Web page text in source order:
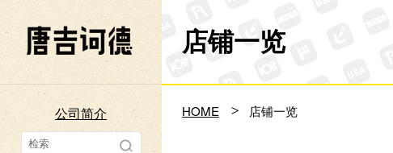
Don Quijote
公司简介
店铺一览
HOME 店铺一览